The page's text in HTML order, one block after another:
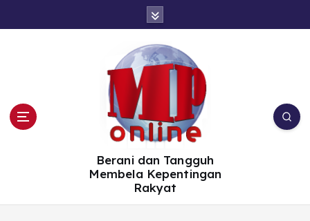
Berani dan Tangguh
Membela Kepentingan
Rakyat